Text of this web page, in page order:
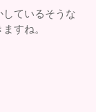
ているそうな
すね。